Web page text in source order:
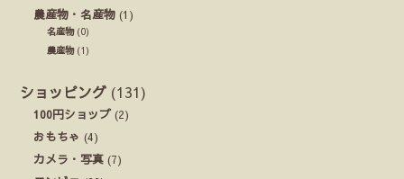
農産物・名産物 (1)
名産物(0)
農産物(1)
ショッピング (131)
100円ショップ (2)
おもちゃ (4)
カメラ・写真 (7)